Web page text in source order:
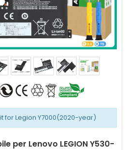
for Legion Y7000(2020-year)
per Lenovo LEGION Y530-